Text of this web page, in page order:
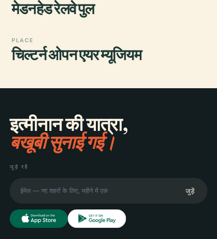
मेडनहेड रेलवे पुल
PLACE
चिल्टर्न ओपन एयर म्यूजियम
इत्मीनान की यात्रा,
बखूबी सुनाई गई।
जुड़े रहें
जुड़ें